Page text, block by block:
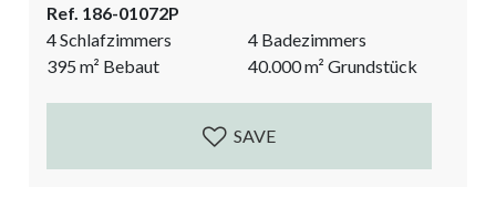
beeindruckenden Naturpark El Torcal. Das Haus
wurde 2007 erbaut worden und mit vielen
authentischen Details versehen, die ihm ein echtes
andalusisches Flair verleihen. Antike Holztüren, der
gepflasterte Innenhof, die hohen Balkendecken, die
Steinmauern im Garten – hier weiß man,...
Ref. 186-01072P
4 Schlafzimmers
4 Badezimmers
395m² Bebaut 40.000m² Grundstück
SAVE